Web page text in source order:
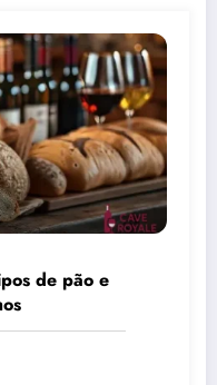
de pão e